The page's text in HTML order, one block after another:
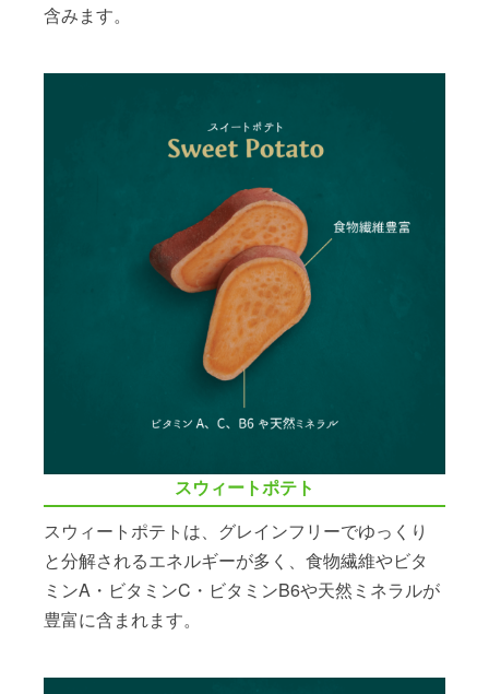
含みます。
スウィートポテト
スウィートポテトは、グレインフリーでゆっくり
と分解されるエネルギーが多く、食物繊維やビタ
ミンA・ビタミンC・ビタミンB6や天然ミネラルが
豊富に含まれます。